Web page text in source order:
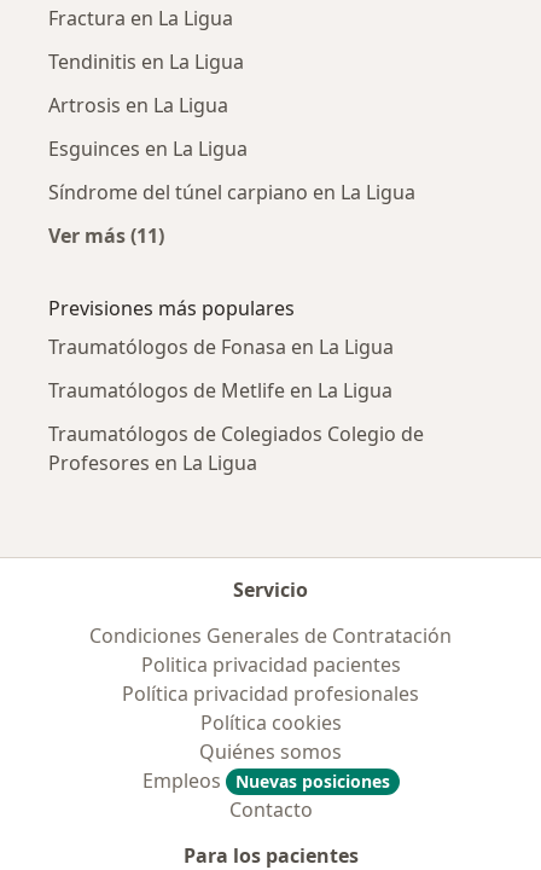
Fractura en La Ligua
Tendinitis en La Ligua
Artrosis en La Ligua
Esguinces en La Ligua
Síndrome del túnel carpiano en La Ligua
Ver más (11)
Previsiones más populares
Traumatólogos de Fonasa en La Ligua
Traumatólogos de Metlife en La Ligua
Traumatólogos de Colegiados Colegio de
Profesores en La Ligua
Servicio
Condiciones Generales de Contratación
Politica privacidad pacientes
Política privacidad profesionales
Política cookies
Quiénes somos
Empleos
Nuevas posiciones
Contacto
Para los pacientes